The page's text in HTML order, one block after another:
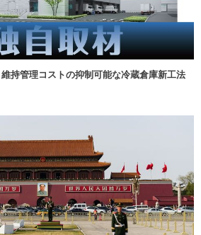
維持管理コストの抑制可能な冷蔵倉庫新工法